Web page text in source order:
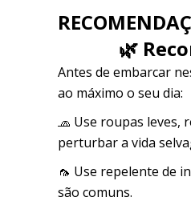
🌿
Antes de embarcar
ao máximo o seu dia:
🧢 Use roupas leves,
perturbar a vida
🦟 Use repelente de
são comuns.